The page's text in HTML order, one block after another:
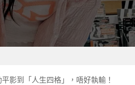
影到「人生四格」，唔好執輸！